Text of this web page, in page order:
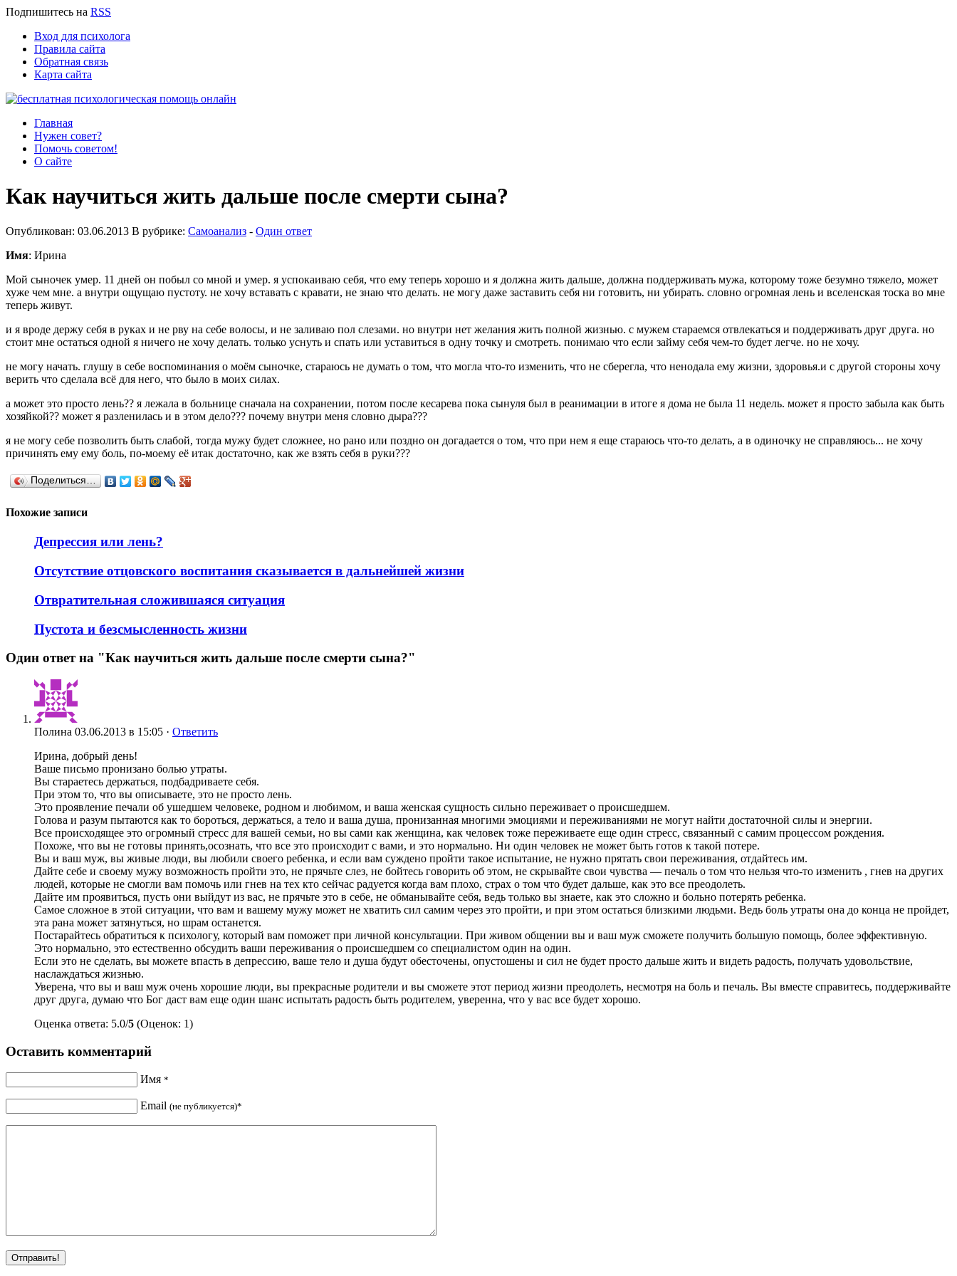
Подпишитесь на RSS
Вход для психолога
Правила сайта
Обратная связь
Карта сайта
Главная
Нужен совет?
Помочь советом!
О сайте
Как научиться жить дальше после смерти сына?
Опубликован: 03.06.2013 В рубрике: Самоанализ - Один ответ
Имя: Ирина
Мой сыночек умер. 11 дней он побыл со мной и умер. я успокаиваю себя, что ему теперь хорошо и я должна жить дальше, должна поддерживать мужа, которому тоже безумно тяжело, может
хуже чем мне. а внутри ощущаю пустоту. не хочу вставать с кравати, не знаю что делать. не могу даже заставить себя ни готовить, ни убирать. словно огромная лень и вселенская тоска во мне
теперь живут.
и я вроде держу себя в руках и не рву на себе волосы, и не заливаю пол слезами. но внутри нет желания жить полной жизнью. с мужем стараемся отвлекаться и поддерживать друг друга. но
стоит мне остаться одной я ничего не хочу делать. только уснуть и спать или уставиться в одну точку и смотреть. понимаю что если займу себя чем-то будет легче. но не хочу.
не могу начать. глушу в себе воспоминания о моём сыночке, стараюсь не думать о том, что могла что-то изменить, что не сберегла, что ненодала ему жизни, здоровья.и с другой стороны хочу
верить что сделала всё для него, что было в моих силах.
а может это просто лень?? я лежала в больнице сначала на сохранении, потом после кесарева пока сынуля был в реанимации в итоге я дома не была 11 недель. может я просто забыла как быть
хозяйкой?? может я разленилась и в этом дело??? почему внутри меня словно дыра???
я не могу себе позволить быть слабой, тогда мужу будет сложнее, но рано или поздно он догадается о том, что при нем я еще стараюсь что-то делать, а в одиночку не справляюсь... не хочу
причинять ему ему боль, по-моему её итак достаточно, как же взять себя в руки???
Поделиться…
Похожие записи
Депрессия или лень?
Отсутствие отцовского воспитания сказывается в дальнейшей жизни
Отвратительная сложившаяся ситуация
Пустота и безсмысленность жизни
Один ответ на "Как научиться жить дальше после смерти сына?"
Полина 03.06.2013 в 15:05 · Ответить
Ирина, добрый день!
Ваше письмо пронизано болью утраты.
Вы стараетесь держаться, подбадриваете себя.
При этом то, что вы описываете, это не просто лень.
Это проявление печали об ушедшем человеке, родном и любимом, и ваша женская сущность сильно переживает о происшедшем.
Голова и разум пытаются как то бороться, держаться, а тело и ваша душа, пронизанная многими эмоциями и переживаниями не могут найти достаточной силы и энергии.
Все происходящее это огромный стресс для вашей семьи, но вы сами как женщина, как человек тоже переживаете еще один стресс, связанный с самим процессом рождения.
Похоже, что вы не готовы принять,осознать, что все это происходит с вами, и это нормально. Ни один человек не может быть готов к такой потере.
Вы и ваш муж, вы живые люди, вы любили своего ребенка, и если вам суждено пройти такое испытание, не нужно прятать свои переживания, отдайтесь им.
Дайте себе и своему мужу возможность пройти это, не прячьте слез, не бойтесь говорить об этом, не скрывайте свои чувства — печаль о том что нельзя что-то изменить , гнев на других
людей, которые не смогли вам помочь или гнев на тех кто сейчас радуется когда вам плохо, страх о том что будет дальше, как это все преодолеть.
Дайте им проявиться, пусть они выйдут из вас, не прячьте это в себе, не обманывайте себя, ведь только вы знаете, как это сложно и больно потерять ребенка.
Самое сложное в этой ситуации, что вам и вашему мужу может не хватить сил самим через это пройти, и при этом остаться близкими людьми. Ведь боль утраты она до конца не пройдет,
эта рана может затянуться, но шрам останется.
Постарайтесь обратиться к психологу, который вам поможет при личной консультации. При живом общении вы и ваш муж сможете получить большую помощь, более эффективную.
Это нормально, это естественно обсудить ваши переживания о происшедшем со специалистом один на один.
Если это не сделать, вы можете впасть в депрессию, ваше тело и душа будут обесточены, опустошены и сил не будет просто дальше жить и видеть радость, получать удовольствие,
наслаждаться жизнью.
Уверена, что вы и ваш муж очень хорошие люди, вы прекрасные родители и вы сможете этот период жизни преодолеть, несмотря на боль и печаль. Вы вместе справитесь, поддерживайте
друг друга, думаю что Бог даст вам еще один шанс испытать радость быть родителем, уверенна, что у вас все будет хорошо.
Оценка ответа: 5.0/5 (Оценок: 1)
Оставить комментарий
Имя *
Email (не публикуется)*